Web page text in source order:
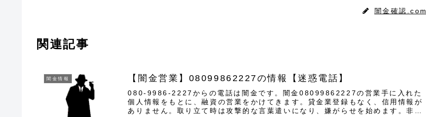
闇金確認.com
関連記事
闇金情報 【闇金営業】08099862227の情報【迷惑電話】
080-9986-2227からの電話は闇金です。闇金08099862227の営業手に入れた
個人情報をもとに、融資の営業をかけてきます。貸金業登録もなく、信用情報が
ありません。取り立て時は攻撃的な言葉遣いになり、嫌がらせを始めます。非常